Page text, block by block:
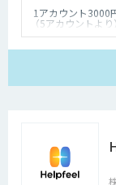
1アカウント3000
（5アカウントより）